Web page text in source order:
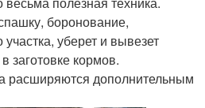
боронование,
уберет и вывезет
заготовке кормов.
расширяются дополнительным